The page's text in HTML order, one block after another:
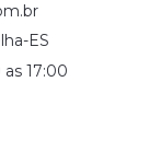
ES
17:00